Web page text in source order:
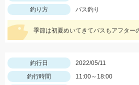
釣り方
バス釣り
釣行日
2022/05/11
釣行時間
11:00～18:00